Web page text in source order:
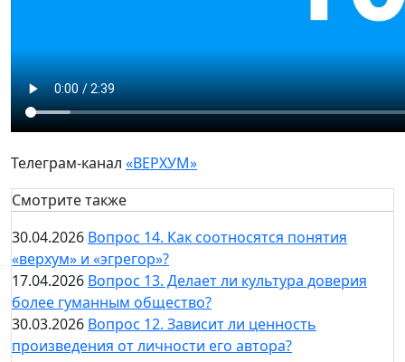
Телеграм-канал «ВЕРХУМ»
Смотрите также
30.04.2026 Вопрос 14. Как соотносятся понятия
«верхум» и «эгрегор»?
17.04.2026 Вопрос 13. Делает ли культура доверия
более гуманным общество?
30.03.2026 Вопрос 12. Зависит ли ценность
произведения от личности его автора?